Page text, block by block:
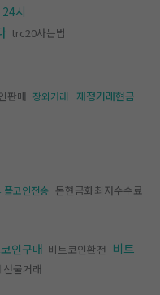
시
trc20사는법
판매 장외거래
재정거래현금
플코인전송 돈현금화최저수수료
인구매 비트코인환전 비트
선물거래